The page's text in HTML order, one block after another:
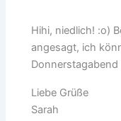
Hihi, niedlich! :o)
angesagt, ich
Donnerstagabend
Liebe Grüße
Sarah